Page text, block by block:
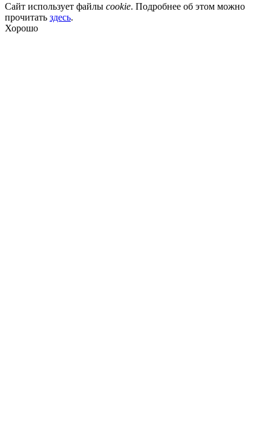
Сайт использует файлы cookie. Подробнее об этом можно
прочитать здесь.
Хорошо